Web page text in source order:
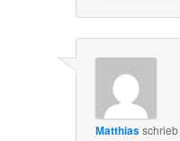
Matthiasschrieb